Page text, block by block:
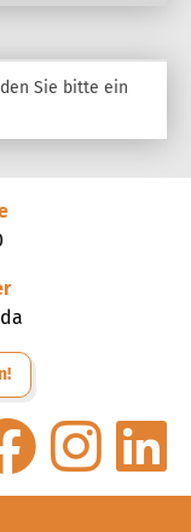
Sie bitte ein